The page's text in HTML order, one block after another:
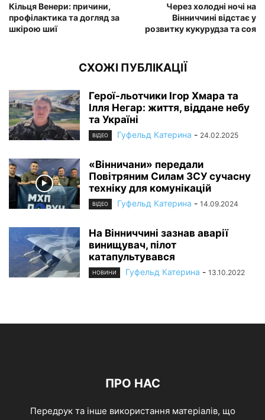
Кільця Венери: причини,
профілактика та догляд за
шкірою шиї
Через холодні ночі на
Вінниччині відстає у
розвитку кукурудза та соя
СХОЖІ ПУБЛІКАЦІЇ
Герої-льотчики Ігор Хмара та
Ілля Негар: життя, віддане небу
та Україні
ВІДЕО Гуфельд Катерина - 24.02.2025
«Вінничани» передали
Повітряним Силам ЗСУ сучасну
техніку для комунікацій
ВІДЕО Гуфельд Катерина - 14.09.2024
На Вінниччині зазнав аварії
винищувач, пілот
катапультувався
НОВИНИ Гуфельд Катерина - 13.10.2022
ПРО НАС
Передрук та інше використання матеріалів, що